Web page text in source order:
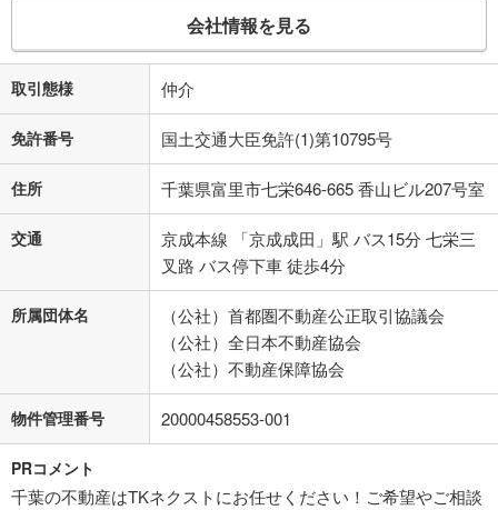
会社情報を見る
取引態様 仲介
免許番号 国土交通大臣免許(1)第10795号
住所 千葉県富里市七栄646-665 香山ビル207号室
交通
京成本線 「京成成田」駅 バス15分 七栄三
叉路 バス停下車 徒歩4分
所属団体名
（公社）首都圏不動産公正取引協議会
（公社）全日本不動産協会
（公社）不動産保障協会
物件管理番号 20000458553-001
PRコメント
千葉の不動産はTKネクストにお任せください！ご希望やご相談